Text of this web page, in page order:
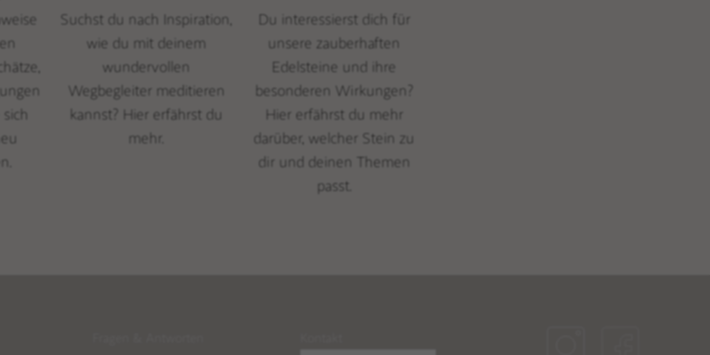
Suchst du nach Inspiration,
wie du mit deinem
wundervollen
Wegbegleiter meditieren
kannst? Hier erfährst du
mehr.
Du interessierst dich für
unsere zauberhaften
Edelsteine und ihre
besonderen Wirkungen?
Hier erfährst du mehr
darüber, welcher Stein zu
dir und deinen Themen
passt.